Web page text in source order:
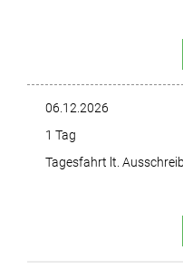
06.12.2026
1 Tag
Tagesfahrt lt.